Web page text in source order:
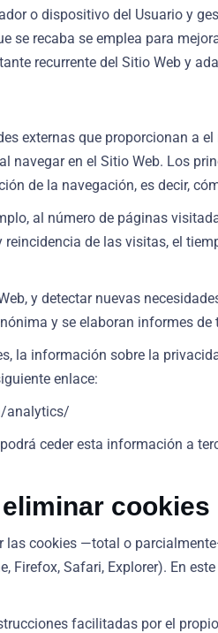
o dispositivo del Usuario y
recaba se emplea para
recurrente del Sitio Web y
externas que proporcionan a
navegar en el Sitio Web. Los
de la navegación, es decir,
al número de páginas
de las visitas, el
y detectar nuevas
y se elaboran informes
la información sobre la
enlace:
analytics/
ceder esta información a
cookies
las cookies —total o
Firefox, Safari, Explorer). En
facilitadas por el